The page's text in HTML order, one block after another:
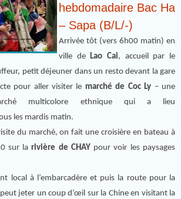
hebdomadaire Bac Ha
– Sapa (B/L/-)
Arrivée tôt (vers 6h00 matin) en
ville deLao Cai, accueil par le
petit déjeuner dans un resto devant la gare
pour aller visiter le marché de Coc Ly – une
multicolore ethnique qui a lieu
les mardis matin.
du marché, on fait une croisière en bateau à
sur larivière de CHAY pour voir les paysages
local à l’embarcadère et puis la route pour la
jeter un coup d’œil sur la Chine en visitant la